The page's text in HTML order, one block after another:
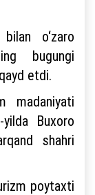
o‘zaro
bugungi
etdi.
madaniyati
Buxoro
shahri
poytaxti